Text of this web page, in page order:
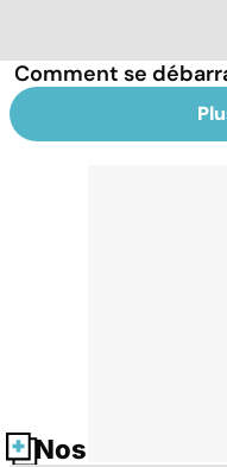
Comment se
Nos fiches